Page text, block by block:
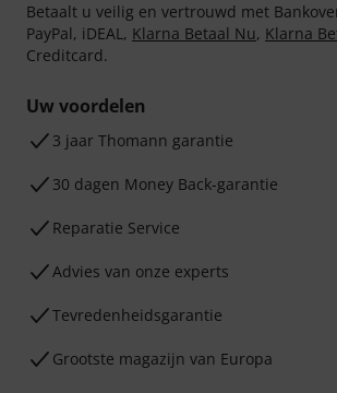
Betaalt u veilig en vertrouwd met
PayPal, iDEAL, Klarna Betaal Nu, Klarna
Creditcard.
Uw voordelen
3 jaar Thomann garantie
30 dagen Money Back-garantie
Reparatie Service
Advies van onze experts
Tevredenheidsgarantie
Grootste magazijn van Europa